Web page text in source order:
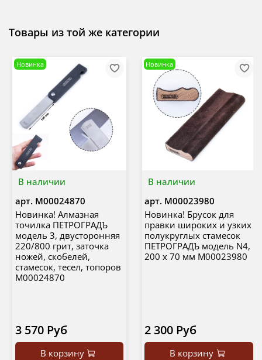
Товары из той же категории
В наличии
Новинка
арт. М00024870
Новинка! Алмазная
точилка ПЕТРОГРАДЪ
модель 3, двусторонняя
220/800 грит, заточка
ножей, скобелей,
стамесок, тесел, топоров
М00024870
3 570 Руб
В корзину
В наличии
Новинка
арт. М00023980
Новинка! Брусок для
правки широких и узких
полукруглых стамесок
ПЕТРОГРАДЪ модель N4,
200 х 70 мм М00023980
2 300 Руб
В корзину